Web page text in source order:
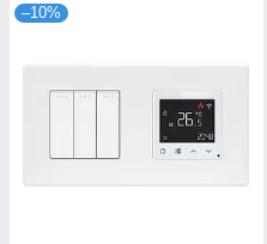
–10%